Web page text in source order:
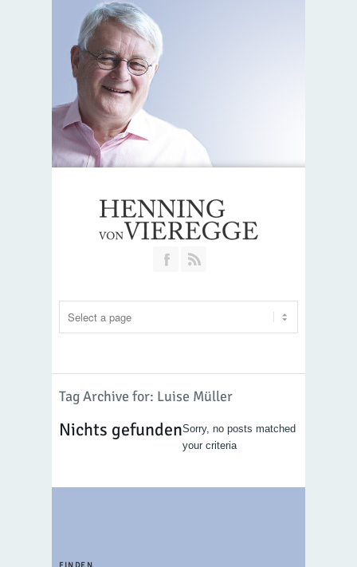
Join our Facebook Group
Tag Archive for: Luise Müller
Nichts gefundenSorry, no posts matched
your criteria